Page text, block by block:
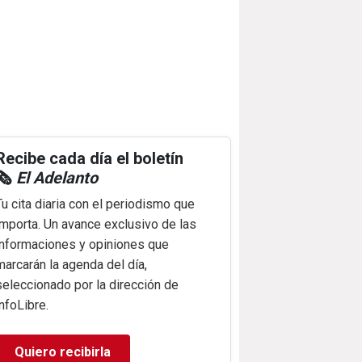
cada día el boletín
El Adelanto
cita diaria con el periodismo que
Un avance exclusivo de las
y opiniones que
la agenda del día,
por la dirección de
Quiero recibirla